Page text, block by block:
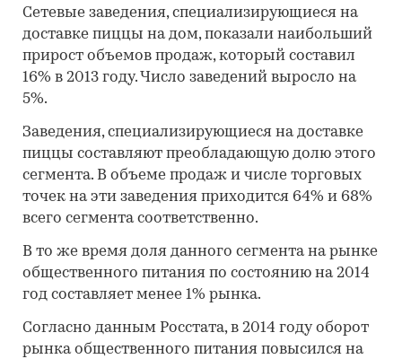
Сетевые заведения, специализирующиеся на
доставке пиццы на дом, показали наибольший
прирост объемов продаж, который составил
16% в 2013 году. Число заведений выросло на
5%.
Заведения, специализирующиеся на доставке
пиццы составляют преобладающую долю этого
сегмента. В объеме продаж и числе торговых
точек на эти заведения приходится 64% и 68%
всего сегмента соответственно.
В то же время доля данного сегмента на рынке
общественного питания по состоянию на 2014
год составляет менее 1% рынка.
Согласно данным Росстата, в 2014 году оборот
рынка общественного питания повысился на